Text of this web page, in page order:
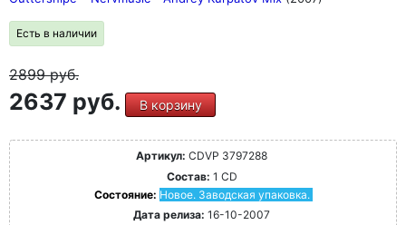
Есть в наличии
2899руб.
2637 руб. В корзину
Артикул: CDVP 3797288
Состав: 1 CD
Состояние: Новое. Заводская упаковка.
Дата релиза: 16-10-2007